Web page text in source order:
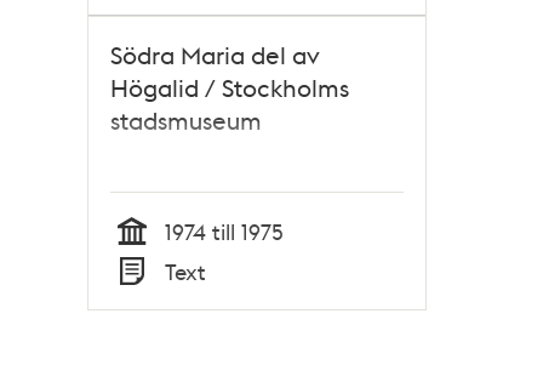
Södra Maria del av
Högalid / Stockholms
stadsmuseum
Tid
1974 till 1975
Typ
Text